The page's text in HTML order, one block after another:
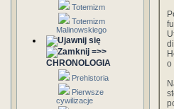
Totemizm
Totemizm
Malinowskiego
=>>
CHRONOLOGIA
Prehistoria
Pierwsze
cywilizacje
o